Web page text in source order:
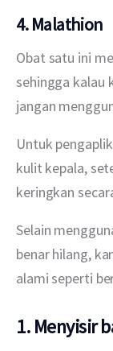
4. Malathion
Obat satu ini
sehingga kalau
jangan
Untuk
kulit kepala,
keringkan
Selain
benar hilang,
alami seperti
1. Menyisir